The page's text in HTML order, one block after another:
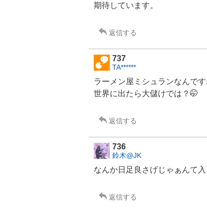
期待しています。
返信する
737
TA******
ラーメン屋ミシュランなんです
世界に出たら大儲けでは？🤭
返信する
736
鈴木@JK
なんか日足良さげじゃぁんて
返信する